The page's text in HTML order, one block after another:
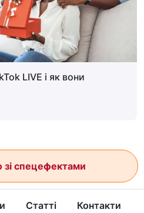
LIVE і як вони
зі спецефектами
Статті Контакти